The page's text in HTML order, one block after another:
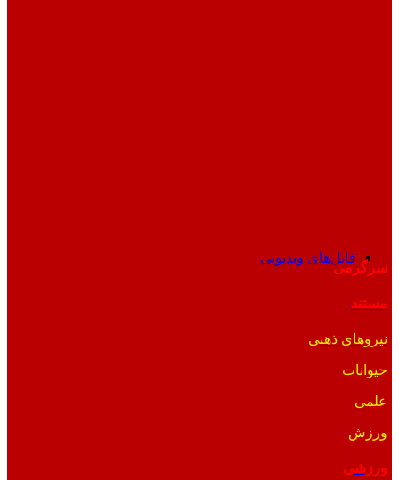
فایل‌های ویدیویی
سرگرمی
مستند
نیروهای ذهنی
حیوانات
علمی
ورزش
ورزشی